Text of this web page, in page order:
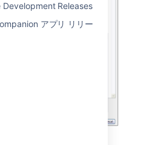
Development Releases
アプリ リリー